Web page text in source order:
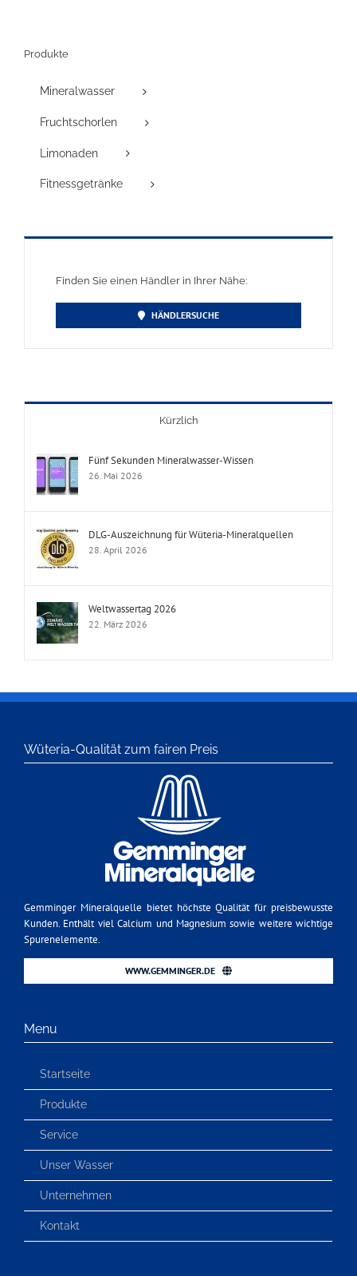
Produkte
Mineralwasser
Fruchtschorlen
Limonaden
Fitnessgetränke
Finden Sie einen Händler in Ihrer Nähe:
HÄNDLERSUCHE
Kürzlich
Fünf Sekunden Mineralwasser-Wissen
26. Mai 2026
DLG-Auszeichnung für Wüteria-Mineralquellen
28. April 2026
Weltwassertag 2026
22. März 2026
Wüteria-Qualität zum fairen Preis
Gemminger Mineralquelle bietet höchste Qualität für preisbewusste
Kunden. Enthält viel Calcium und Magnesium sowie weitere wichtige
Spurenelemente.
WWW.GEMMINGER.DE
Menu
Startseite
Produkte
Service
Unser Wasser
Unternehmen
Kontakt